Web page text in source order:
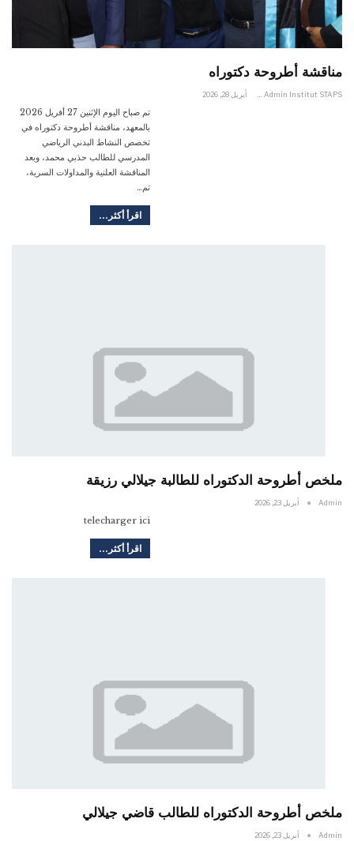
مناقشة أطروحة دكتوراه
Admin Institut STAPS أبريل 28, 2026
تم صباح اليوم الإثنين 27 أفريل 2026
بالمعهد، مناقشة أطروحة دكتوراه في
تخصص النشاط البدني الرياضي
المدرسي للطالب حذبي محمد، وبعد
المناقشة العلنية والمداولات السرية،
تم…
اقرأ أكثر...
ملخص أطروحة الدكتوراه للطالبة جيلالي رزيقة
Admin أبريل 23, 2026
telecharger ici
اقرأ أكثر...
ملخص أطروحة الدكتوراه للطالب قاضي جيلالي
Admin أبريل 23, 2026